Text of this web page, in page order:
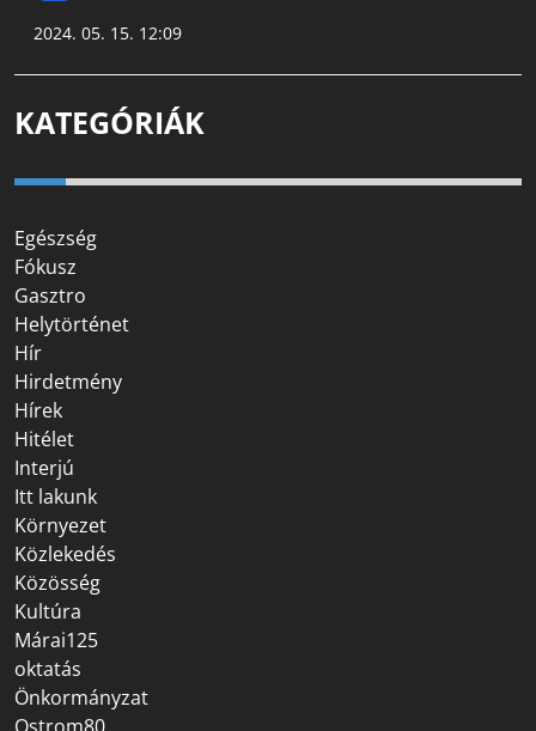
2024. 05. 15. 12:09
KATEGÓRIÁK
Egészség
Fókusz
Gasztro
Helytörténet
Hír
Hirdetmény
Hírek
Hitélet
Interjú
Itt lakunk
Környezet
Közlekedés
Közösség
Kultúra
Márai125
oktatás
Önkormányzat